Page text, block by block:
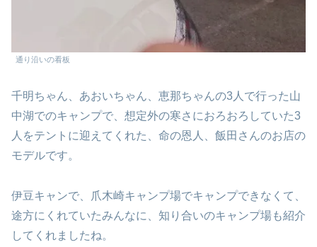
通り沿いの看板
千明ちゃん、あおいちゃん、恵那ちゃんの3人で行った山
中湖でのキャンプで、想定外の寒さにおろおろしていた3
人をテントに迎えてくれた、命の恩人、飯田さんのお店の
モデルです。
伊豆キャンで、爪木崎キャンプ場でキャンプできなくて、
途方にくれていたみんなに、知り合いのキャンプ場も紹介
してくれましたね。